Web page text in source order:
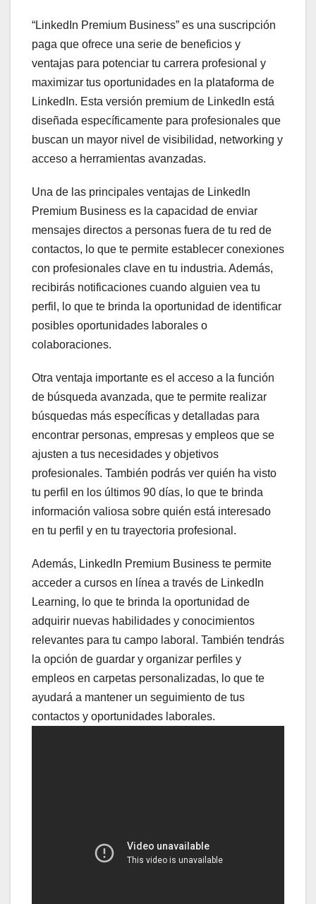
“LinkedIn Premium Business” es una suscripción
paga que ofrece una serie de beneficios y
ventajas para potenciar tu carrera profesional y
maximizar tus oportunidades en la plataforma de
LinkedIn. Esta versión premium de LinkedIn está
diseñada específicamente para profesionales que
buscan un mayor nivel de visibilidad, networking y
acceso a herramientas avanzadas.
Una de las principales ventajas de LinkedIn
Premium Business es la capacidad de enviar
mensajes directos a personas fuera de tu red de
contactos, lo que te permite establecer conexiones
con profesionales clave en tu industria. Además,
recibirás notificaciones cuando alguien vea tu
perfil, lo que te brinda la oportunidad de identificar
posibles oportunidades laborales o
colaboraciones.
Otra ventaja importante es el acceso a la función
de búsqueda avanzada, que te permite realizar
búsquedas más específicas y detalladas para
encontrar personas, empresas y empleos que se
ajusten a tus necesidades y objetivos
profesionales. También podrás ver quién ha visto
tu perfil en los últimos 90 días, lo que te brinda
información valiosa sobre quién está interesado
en tu perfil y en tu trayectoria profesional.
Además, LinkedIn Premium Business te permite
acceder a cursos en línea a través de LinkedIn
Learning, lo que te brinda la oportunidad de
adquirir nuevas habilidades y conocimientos
relevantes para tu campo laboral. También tendrás
la opción de guardar y organizar perfiles y
empleos en carpetas personalizadas, lo que te
ayudará a mantener un seguimiento de tus
contactos y oportunidades laborales.